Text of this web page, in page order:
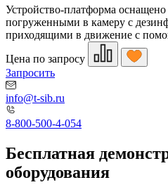
Устройство-платформа
погруженными в камеру с
приходящими в движение с
Цена по запросу
Запросить
info@t-sib.ru
8-800-500-4-054
Бесплатная
оборудования